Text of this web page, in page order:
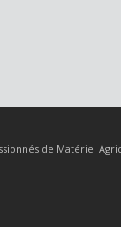
de Matériel